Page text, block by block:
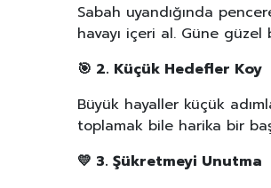
Sabah uyandığında
havayı içeri al. Güne
🎯 2. Küçük Hedefler Koy
Büyük hayaller küçük
toplamak bile harika bir
💛 3. Şükretmeyi Unutma